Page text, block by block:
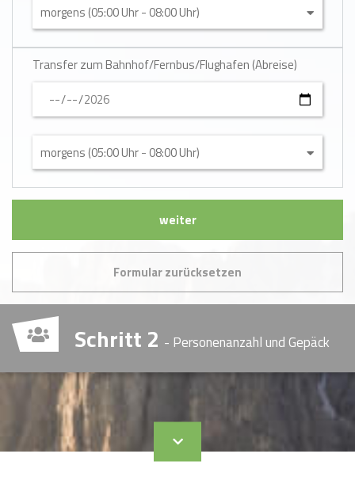
Transfer zum Bahnhof/Fernbus/Flughafen (Abreise)
weiter
Formular zurücksetzen
Schritt 2 - Personenanzahl und Gepäck
Personenanzahl *
Erwachsene *